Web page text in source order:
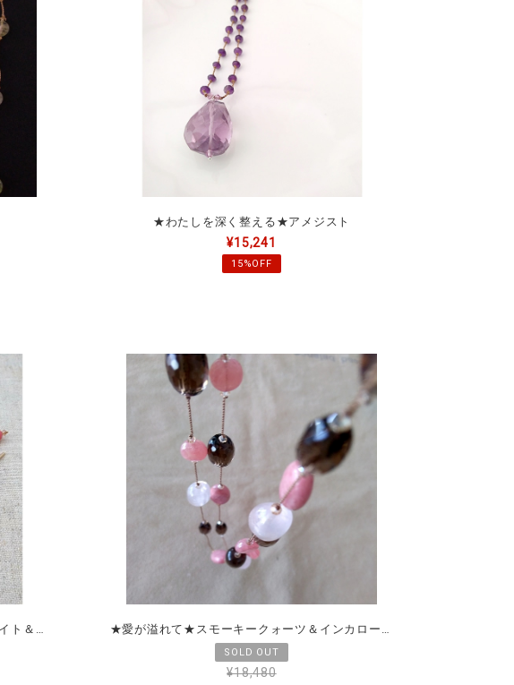
★わたしを深く整える★アメジスト
¥15,241
15%OFF
★Kannon～愛と癒しの物語～★ロードナイト＆スモーキークォーツ ★愛が溢れて★スモーキークォーツ＆インカローズ＆ロードナイト＆ローズクォーツ
¥18,480